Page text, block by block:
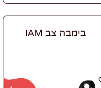
בימבה צב IAM